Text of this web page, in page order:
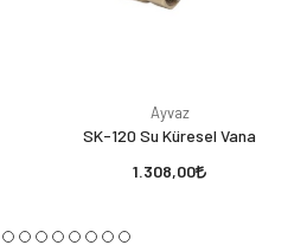
Ayvaz
SK-120 Su Küresel Vana
1.308,00